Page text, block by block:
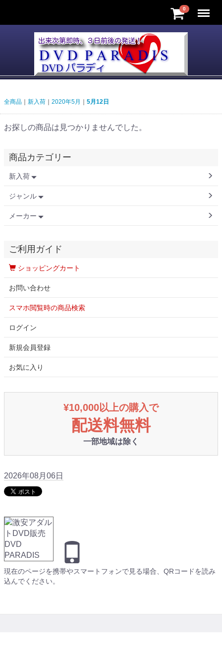
0 Menu
全商品 新入荷 2020年5月 5月12日
お探しの商品は見つかりませんでした。
商品カテゴリー
新入荷
ジャンル
メーカー
ご利用ガイド
ショッピングカート
お問い合わせ
スマホ閲覧時の商品検索
ログイン
新規会員登録
お気に入り
¥10,000以上の購入で
配送料無料
一部地域は除く
2026年08月06日
現在のページを携帯やスマートフォンで見る場合、QRコードを読み
込んでください。